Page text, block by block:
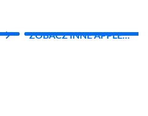
ZOBACZ INNE APPLE